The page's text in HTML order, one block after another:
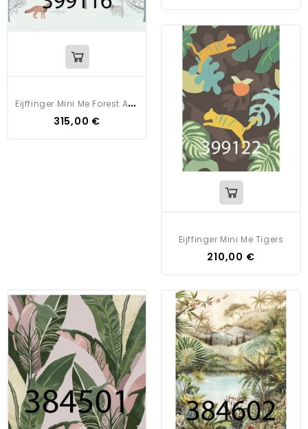
E
Ijffinger Mini Me Forest Animals
315,00 €
Eijffinger Mini Me Tigers
210,00 €